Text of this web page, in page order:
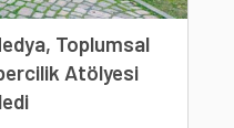
Toplumsal
Atölyesi